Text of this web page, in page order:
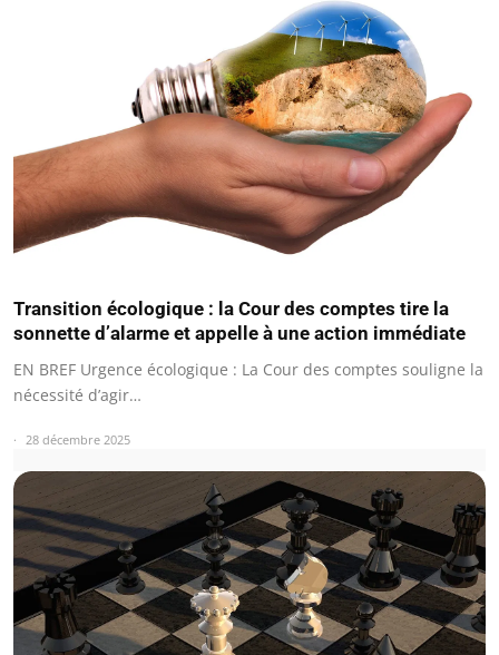
Transition écologique : la Cour des comptes tire la
sonnette d’alarme et appelle à une action immédiate
EN BREF Urgence écologique : La Cour des comptes souligne la
nécessité d’agir…
28 décembre 2025